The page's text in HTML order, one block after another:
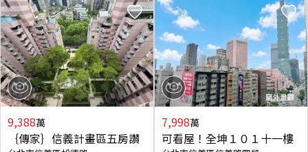
9,388萬
｛傳家｝信義計畫區五房讚
7,998萬
可看屋！全坤１０１十一樓